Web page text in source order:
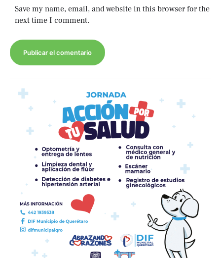
Save my name, email, and website in this browser for the
next time I comment.